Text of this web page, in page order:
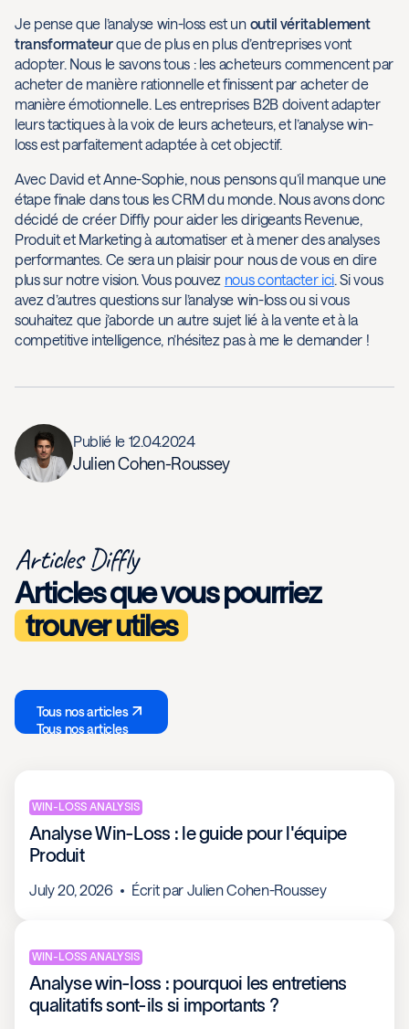
Je pense que l’analyse win-loss est un outil véritablement
transformateurque de plus en plus d’entreprises vont
adopter. Nous le savons tous : les acheteurs commencent par
acheter de manière rationnelle et finissent par acheter de
manière émotionnelle. Les entreprises B2B doivent adapter
leurs tactiques à la voix de leurs acheteurs, et l’analyse win-
loss est parfaitement adaptée à cet objectif.
Avec David et Anne-Sophie, nous pensons qu’il manque une
étape finale dans tous les CRM du monde. Nous avons donc
décidé de créer Diffly pour aider les dirigeants Revenue,
Produit et Marketing à automatiser et à mener des analyses
performantes. Ce sera un plaisir pour nous de vous en dire
plus sur notre vision. Vous pouvez nous contacter ici . Si vous
avez d’autres questions sur l’analyse win-loss ou si vous
souhaitez que j’aborde un autre sujet lié à la vente et à la
competitive intelligence, n’hésitez pas à me le demander !
Publié le 12.04.2024
Julien Cohen-Roussey
Articles Diffly
Articles que vous pourriez
trouver utiles
Tous nos articles
Tous nos articles
WIN-LOSS ANALYSIS
Analyse Win-Loss : le guide pour l'équipe
Produit
July 20, 2026 Écrit par Julien Cohen-Roussey
WIN-LOSS ANALYSIS
Analyse win-loss : pourquoi les entretiens
qualitatifs sont-ils si importants ?